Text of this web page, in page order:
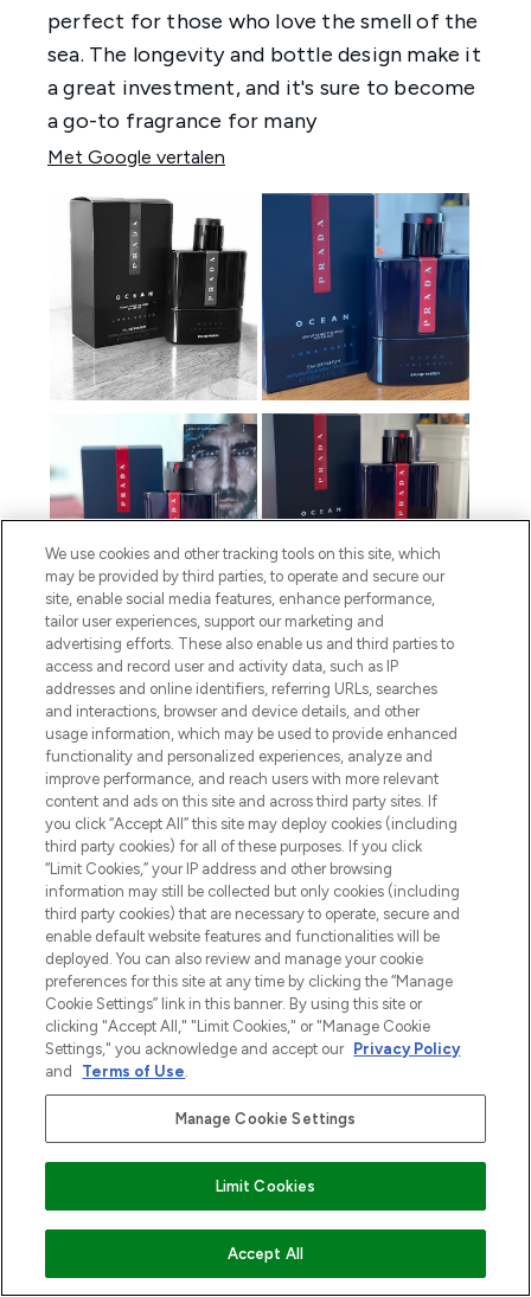
VOEG TOE AAN WINKELMANDJE
We use cookies and other tracking tools on this site, which
may be provided by third parties, to operate and secure our
site, enable social media features, enhance performance,
tailor user experiences, support our marketing and
advertising efforts. These also enable us and third parties to
access and record user and activity data, such as IP
addresses and online identifiers, referring URLs, searches
and interactions, browser and device details, and other
usage information, which may be used to provide enhanced
functionality and personalized experiences, analyze and
improve performance, and reach users with more relevant
content and ads on this site and across third party sites. If
you click “Accept All” this site may deploy cookies (including
third party cookies) for all of these purposes. If you click
“Limit Cookies,” your IP address and other browsing
information may still be collected but only cookies (including
third party cookies) that are necessary to operate, secure and
enable default website features and functionalities will be
deployed. You can also review and manage your cookie
preferences for this site at any time by clicking the “Manage
Cookie Settings” link in this banner. By using this site or
clicking "Accept All," "Limit Cookies," or "Manage Cookie
Settings," you acknowledge and accept our Privacy Policy
and
Terms of Use.
Manage Cookie Settings
Limit Cookies
Accept All